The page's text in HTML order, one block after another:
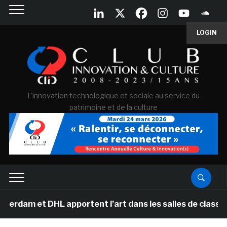
LOGIN
L'innovation technologique et sociale au service du
patrimoine et de la culture
DHL apportent l’art dans les salles de classe des